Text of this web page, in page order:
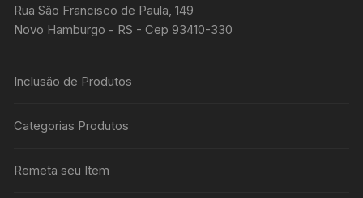
Rua São Francisco de Paula, 149
Novo Hamburgo - RS - Cep 93410-330
Inclusão de Produtos
Categorias Produtos
Remeta seu Item